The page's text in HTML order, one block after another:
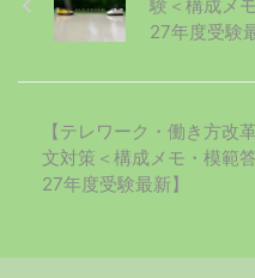
験＜構成メ
27年度受験
【テレワーク・働き方改
文対策＜構成メモ・模範
27年度受験最新】